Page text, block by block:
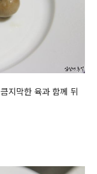
지막한 육과 함께 뒤